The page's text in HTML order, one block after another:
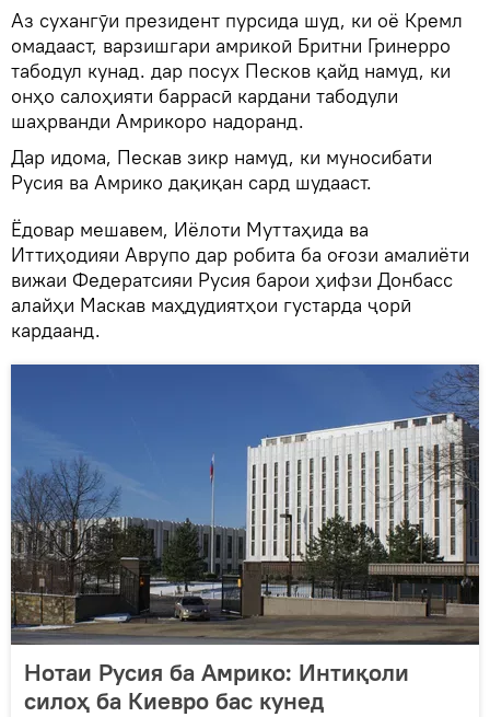
Аз сухангӯи президент пурсида шуд, ки оё Кремл
омадааст, варзишгари амрикоӣ Бритни Гринерро
табодул кунад. дар посух Песков қайд намуд, ки
онҳо салоҳияти баррасӣ кардани табодули
шаҳрванди Амрикоро надоранд.
Дар идома, Пескав зикр намуд, ки муносибати
Русия ва Амрико дақиқан сард шудааст.
Ёдовар мешавем, Иёлоти Муттаҳида ва
Иттиҳодияи Аврупо дар робита ба оғози амалиёти
вижаи Федератсияи Русия барои ҳифзи Донбасс
алайҳи Маскав маҳдудиятҳои густарда ҷорӣ
кардаанд.
Нотаи Русия ба Амрико: Интиқоли
силоҳ ба Киевро бас кунед